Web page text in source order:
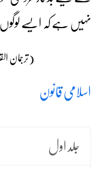
نہیں ہے کہ ایسے
(ترجمان القرآن،
اسلامی قانون
جلد اول